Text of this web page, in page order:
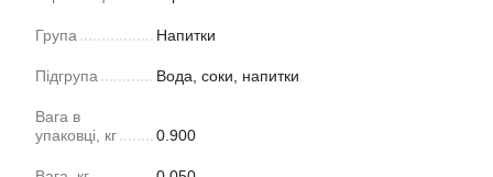
Група Напитки
Підгрупа Вода, соки, напитки
Вага в
упаковці, кг
0.900